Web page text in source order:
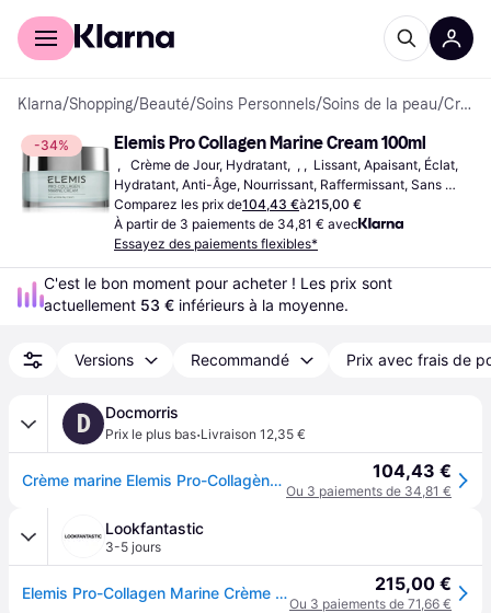
Acheter avec Klarna
Klarna/Shopping/Beauté/Soins Personnels/Soins de la peau/ Crèmes Visage
-34% Elemis Pro Collagen Marine Cream 100ml
,   Crème de Jour, Hydratant,  , ,  Lissant, Apaisant, Éclat,
Hydratant, Anti-Âge, Nourrissant, Raffermissant, Sans
Parabènes, Parfumé, Sans Huile Minérale,  Beurre de
Karité, Collagène, Vitamines, Vitamine E
Comparez les prix de104,43 €à215,00 €
À partir de 3 paiements de 34,81 € avec
Essayez des paiements flexibles*
C'est le bon moment pour acheter ! Les prix sont
actuellement 53 € inférieurs à la moyenne.
Versions Recommandé Prix avec frais de
D Docmorris
Prix le plus bas·Livraison 12,35 €
Crème marine Elemis Pro-Collagène 50ml 104,43 €
Ou 3 paiements de 34,81 €
Lookfantastic
3-5 jours
Elemis Pro-Collagen Marine Crème anti-âge 100ml 215,00 €
Ou 3 paiements de 71,66 €